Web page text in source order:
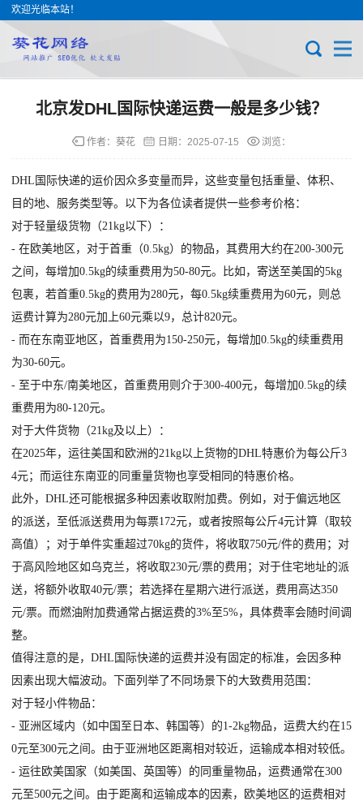
欢迎光临本站！
北京发DHL国际快递运费一般是多少钱？
作者：葵花 日期： 2025-07-15 浏览：
DHL国际快递的运价因众多变量而异，这些变量包括重量、体积、
目的地、服务类型等。以下为各位读者提供一些参考价格：
对于轻量级货物（21kg以下）：
- 在欧美地区，对于首重（0.5kg）的物品，其费用大约在200-300元
之间，每增加0.5kg的续重费用为50-80元。比如，寄送至美国的5kg
包裹，若首重0.5kg的费用为280元，每0.5kg续重费用为60元，则总
运费计算为280元加上60元乘以9，总计820元。
- 而在东南亚地区，首重费用为150-250元，每增加0.5kg的续重费用
为30-60元。
- 至于中东/南美地区，首重费用则介于300-400元，每增加0.5kg的续
重费用为80-120元。
对于大件货物（21kg及以上）：
在2025年，运往美国和欧洲的21kg以上货物的DHL特惠价为每公斤3
4元；而运往东南亚的同重量货物也享受相同的特惠价格。
此外，DHL还可能根据多种因素收取附加费。例如，对于偏远地区
的派送，至低派送费用为每票172元，或者按照每公斤4元计算（取较
高值）；对于单件实重超过70kg的货件，将收取750元/件的费用；对
于高风险地区如乌克兰，将收取230元/票的费用；对于住宅地址的派
送，将额外收取40元/票；若选择在星期六进行派送，费用高达350
元/票。而燃油附加费通常占据运费的3%至5%，具体费率会随时间调
整。
值得注意的是，DHL国际快递的运费并没有固定的标准，会因多种
因素出现大幅波动。下面列举了不同场景下的大致费用范围：
对于轻小件物品：
- 亚洲区域内（如中国至日本、韩国等）的1-2kg物品，运费大约在15
0元至300元之间。由于亚洲地区距离相对较近，运输成本相对较低。
- 运往欧美国家（如美国、英国等）的同重量物品，运费通常在300
元至500元之间。由于距离和运输成本的因素，欧美地区的运费相对